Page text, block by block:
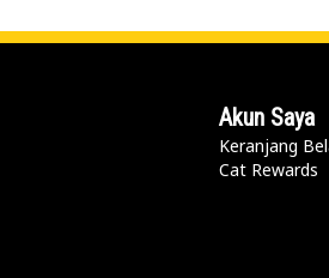
Akun Saya
Keranjang
Cat Rewards